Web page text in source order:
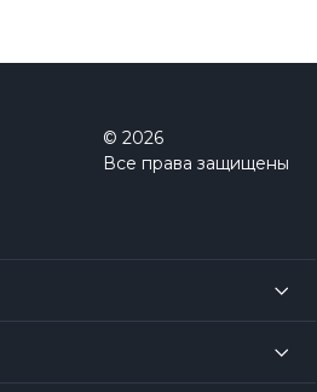
© 2026
Все права защищены